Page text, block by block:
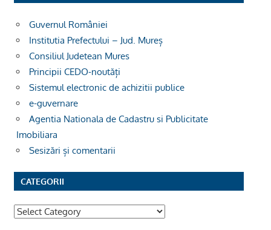
Guvernul României
Institutia Prefectului – Jud. Mureș
Consiliul Judetean Mures
Principii CEDO-noutăți
Sistemul electronic de achizitii publice
e-guvernare
Agentia Nationala de Cadastru si Publicitate
Imobiliara
Sesizări și comentarii
CATEGORII
Categorii